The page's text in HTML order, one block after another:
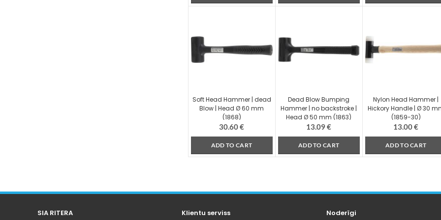
Soft Head Hammer | dead
Blow | Head Ø 60 mm
(1868)
30.60€
ADD TO CART
Dead Blow Bumping
Hammer | no backstroke |
Head Ø 50 mm (1863)
13.09€
ADD TO CART
Nylon Head Hammer |
Hickory Handle | Ø 30
(1859-30)
13.00€
ADD TO CART
SIA RITERA Klientu serviss Noderīgi